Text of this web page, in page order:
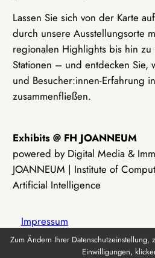
Lassen Sie sich von der Karte
durch unsere Ausstellungsorte
regionalen Highlights bis hin zu
Stationen – und entdecken Sie,
und Besucher:innen-Erfahrung
zusammenfließen.
Exhibits @ FH JOANNEUM
powered by Digital Media &
JOANNEUM | Institute of
Artificial Intelligence
Impressum
Zum Ändern Ihrer
Einwilligungen,